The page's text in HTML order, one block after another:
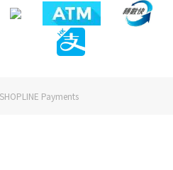
SHOPLINE Payments